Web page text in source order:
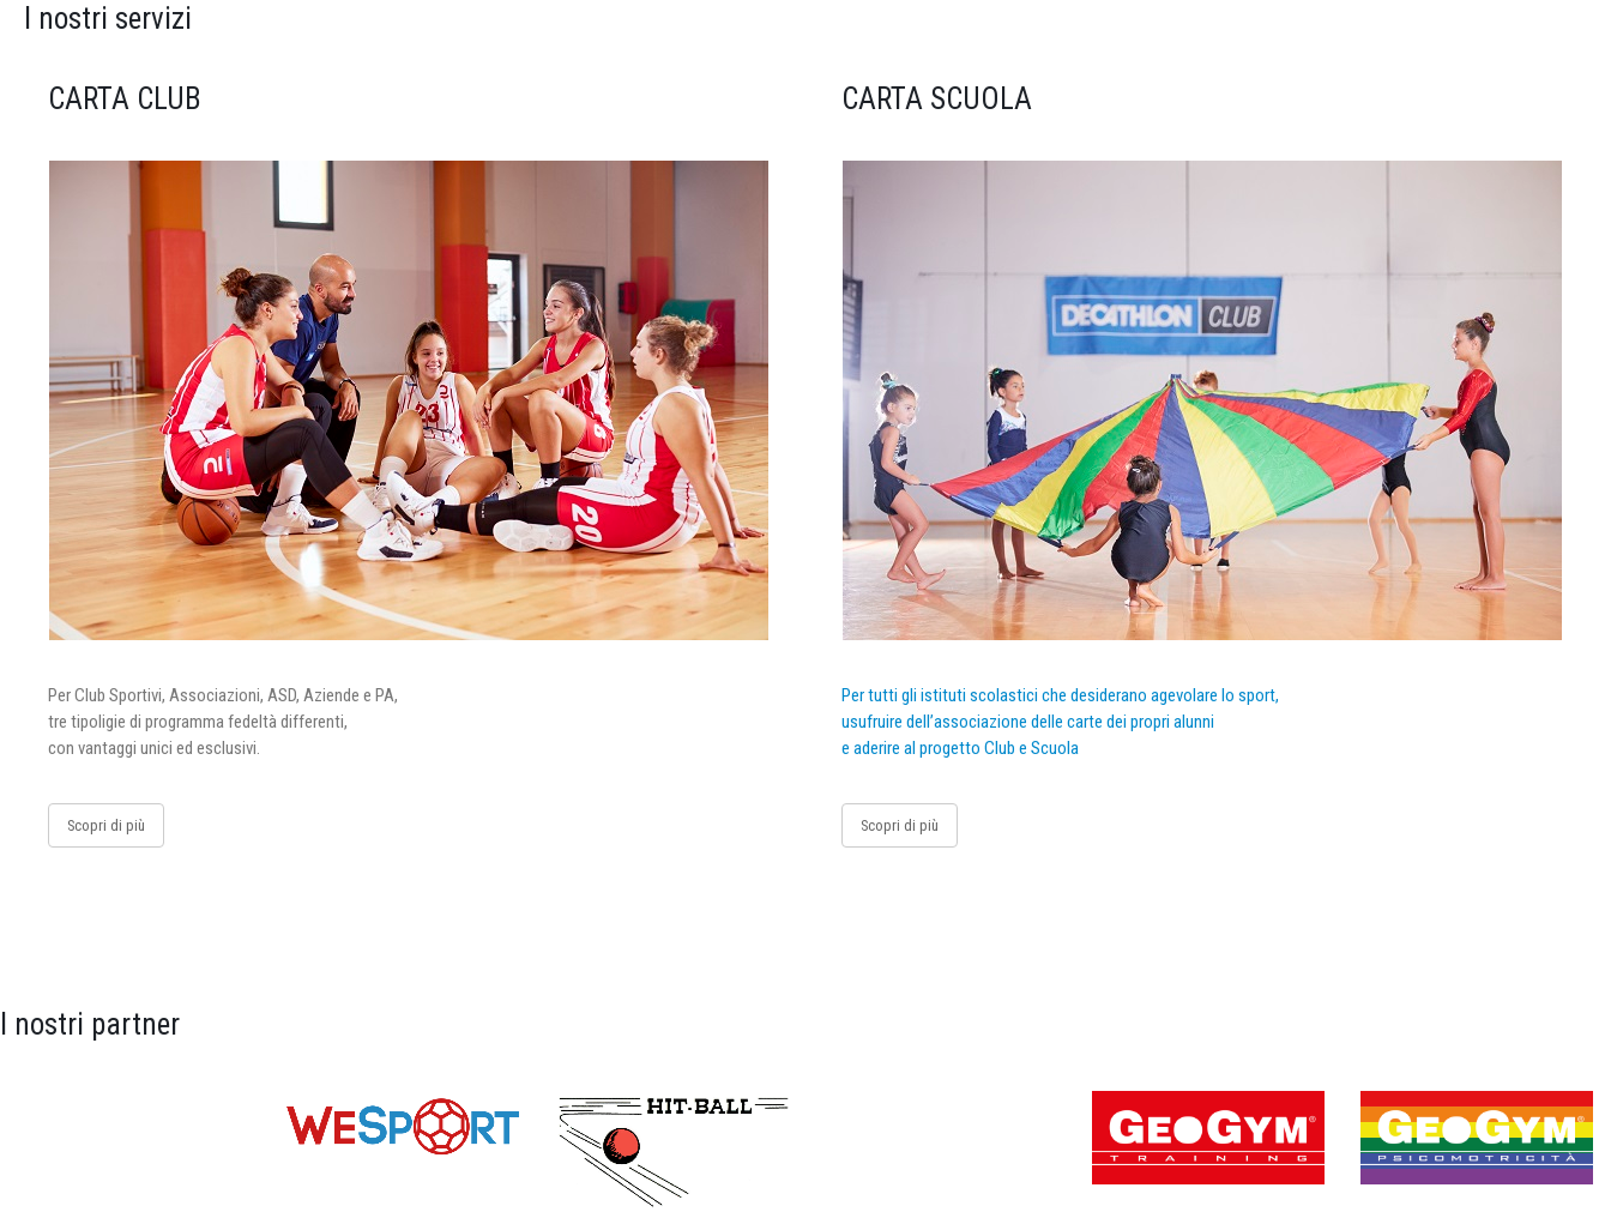
I nostri servizi
CARTA CLUB
Per Club Sportivi, Associazioni, ASD, Aziende e PA,
tre tipoligie di programma fedeltà differenti,
con vantaggi unici ed esclusivi.
Scopri di più
CARTA SCUOLA
Per tutti gli istituti scolastici che desiderano agevolare lo sport,
usufruire dell’associazione delle carte dei propri alunni
e aderire al progetto Club e Scuola
Scopri di più
I nostri partner